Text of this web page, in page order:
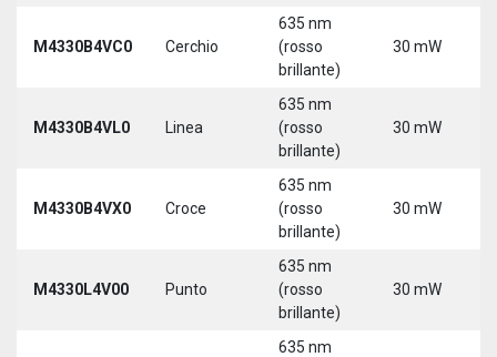
M4330B4VC0 Cerchio
635 nm
(rosso
brillante)
30 mW
M4330B4VL0 Linea
635 nm
(rosso
brillante)
30 mW
M4330B4VX0 Croce
635 nm
(rosso
brillante)
30 mW
M4330L4V00 Punto
635 nm
(rosso
brillante)
30 mW
635 nm